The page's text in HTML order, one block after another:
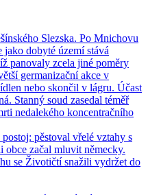
Slezska. Po Mnichovu
jako dobyté území stává
panovaly zcela jiné poměry
germanizační akce v
nebo skončil v lágru. Účast
Stanný soud zasedal téměř
nedalekého koncentračního
pěstoval vřelé vztahy s
obce začal mluvit německy.
se Životičtí snažili vydržet do